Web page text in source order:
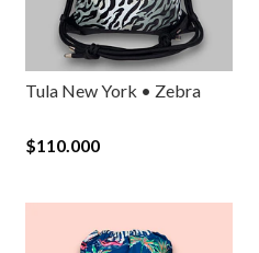
Tula New York • Zebra
$110.000